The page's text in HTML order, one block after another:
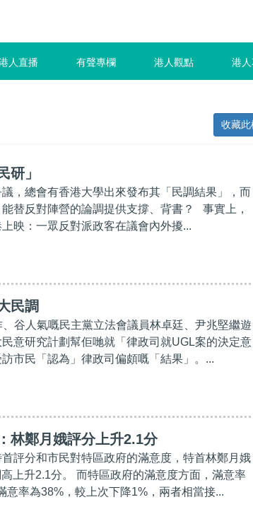
人直播 有聲專欄 港人觀點 港
收藏此
研」
，總會有香港大學出來發布其「民調結果」，而
替反對陣營的論調提供支撐、背書？ 事實上，
映：一眾反對派政客在議會內外擾...
民調
、谷人氣嘅民主黨立法會議員林卓廷、尹兆堅繼遊
意研究計劃幫佢哋就「律政司就UGL案的決定意
市民「認為」律政司偏頗嘅「結果」。...
林鄭月娥評分上升2.1分
評分和市民對特區政府的滿意度，特首林鄭月娥
上升2.1分。 而特區政府的滿意度方面，滿意率
意率為38%，較上次下降1%，兩者相當接...